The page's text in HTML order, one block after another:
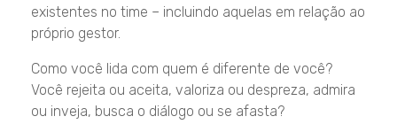
existentes no time – incluindo aquelas em relação ao
próprio gestor.
Como você lida com quem é diferente de você?
Você rejeita ou aceita, valoriza ou despreza, admira
ou inveja, busca o diálogo ou se afasta?